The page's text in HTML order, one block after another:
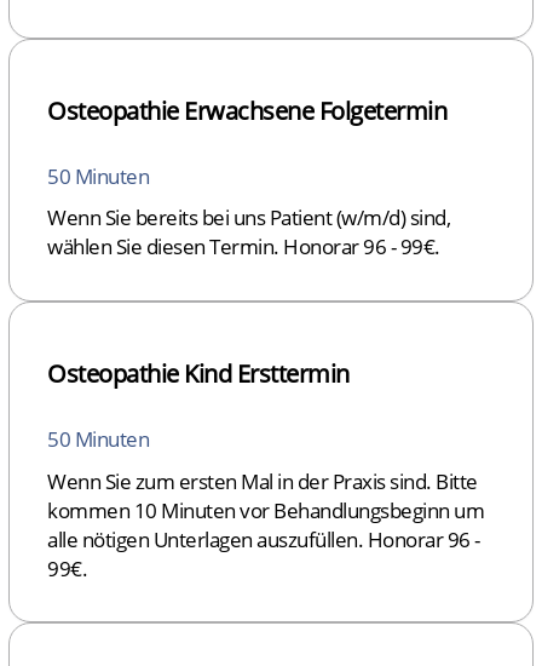
Osteopathie Erwachsene Folgetermin
50 Minuten
Wenn Sie bereits bei uns Patient (w/m/d) sind,
wählen Sie diesen Termin. Honorar 96 - 99€.
Osteopathie Kind Ersttermin
50 Minuten
Wenn Sie zum ersten Mal in der Praxis sind. Bitte
kommen 10 Minuten vor Behandlungsbeginn um
alle nötigen Unterlagen auszufüllen. Honorar 96 -
99€.